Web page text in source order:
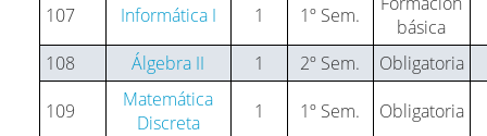
107 Informática I 1 1º Sem.
básica
108
Álgebra II 1 2º Sem.
Obligatoria
109
Matemática
Discreta
1 1º Sem. Obligatoria